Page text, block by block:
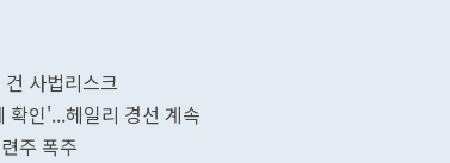
사법리스크
확인'...헤일리 경선 계속
주 폭주